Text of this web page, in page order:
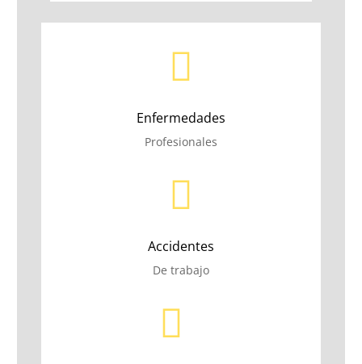

Enfermedades
Profesionales

Accidentes
De trabajo
